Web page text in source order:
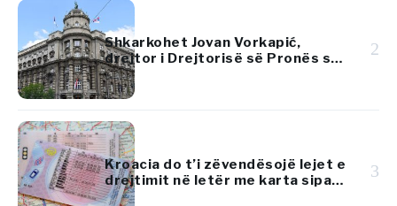
Shkarkohet Jovan Vorkapić,
drejtor i Drejtorisë së Pronës së
Republikës së Serbisë
2
Kroacia do t’i zëvendësojë lejet e
drejtimit në letër me karta sipas
standardeve të BE-së
3